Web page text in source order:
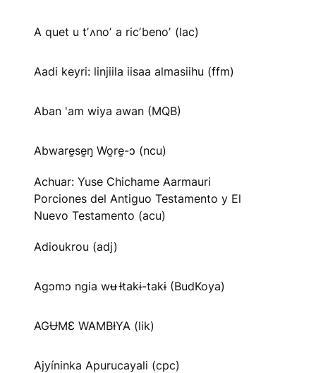
A quet u tʼʌnoʼ a ricʼbenoʼ (lac)
Aadi keyri: linjiila iisaa almasiihu (ffm)
Aban 'am wiya awan (MQB)
Abware̱se̱ŋ Wo̱re̱-ɔ (ncu)
Achuar: Yuse Chichame Aarmauri
Porciones del Antiguo Testamento y El
Nuevo Testamento (acu)
Adioukrou (adj)
Agɔmɔ ngia wʉ Ɨtakɨ-takɨ (BudKoya)
AGɄMƐ WAMBƗYA (lik)
Ajyíninka Apurucayali (cpc)